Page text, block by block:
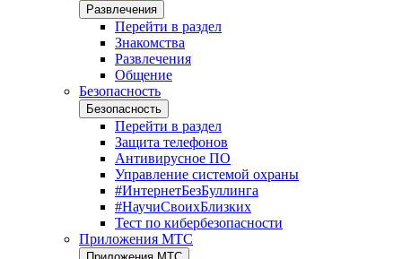
Развлечения
Перейти в раздел
Знакомства
Развлечения
Общение
Безопасность
Безопасность
Перейти в раздел
Защита телефонов
Антивирусное ПО
Управление системой охраны
#ИнтернетБезБуллинга
#НаучиСвоихБлизких
Тест по кибербезопасности
Приложения МТС